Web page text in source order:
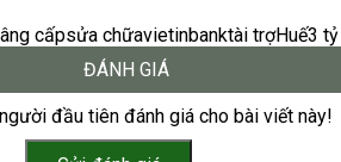
cấpsửa chữavietinbanktài trợHuế3
ĐÁNH GIÁ
đầu tiên đánh giá cho bài viết này!